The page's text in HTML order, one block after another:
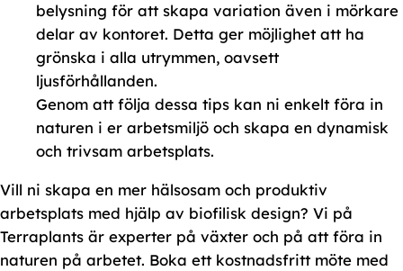
belysning för att skapa variation även i mörkare
delar av kontoret. Detta ger möjlighet att ha
grönska i alla utrymmen, oavsett
ljusförhållanden.
Genom att följa dessa tips kan ni enkelt föra in
naturen i er arbetsmiljö och skapa en dynamisk
och trivsam arbetsplats.
Vill ni skapa en mer hälsosam och produktiv
arbetsplats med hjälp av biofilisk design? Vi på
Terraplants är experter på växter och på att föra in
naturen på arbetet. Boka ett kostnadsfritt möte med